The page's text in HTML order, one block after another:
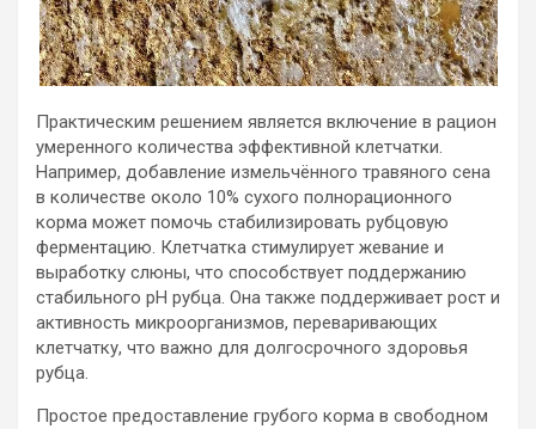
Практическим решением является включение в рацион
умеренного количества эффективной клетчатки.
Например, добавление измельчённого травяного сена
в количестве около 10% сухого полнорационного
корма может помочь стабилизировать рубцовую
ферментацию. Клетчатка стимулирует жевание и
выработку слюны, что способствует поддержанию
стабильного pH рубца. Она также поддерживает рост и
активность микроорганизмов, переваривающих
клетчатку, что важно для долгосрочного здоровья
рубца.
Простое предоставление грубого корма в свободном